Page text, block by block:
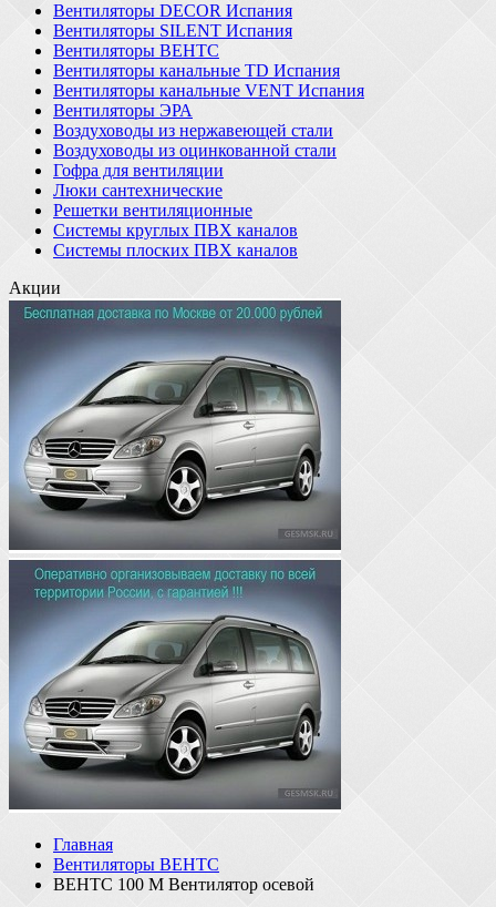
Вентиляторы DECOR Испания
Вентиляторы SILENT Испания
Вентиляторы ВЕНТС
Вентиляторы канальные TD Испания
Вентиляторы канальные VENT Испания
Вентиляторы ЭРА
Воздуховоды из нержавеющей стали
Воздуховоды из оцинкованной стали
Гофра для вентиляции
Люки сантехнические
Решетки вентиляционные
Системы круглых ПВХ каналов
Системы плоских ПВХ каналов
Акции
Главная
Вентиляторы ВЕНТС
ВЕНТС 100 М Вентилятор осевой